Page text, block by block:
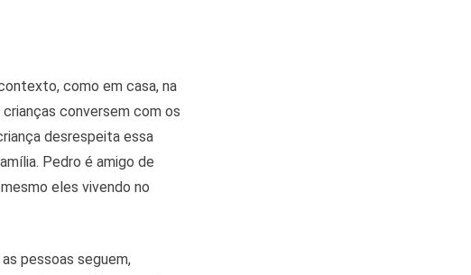
como em casa, na
conversem com os
desrespeita essa
Pedro é amigo de
eles vivendo no
pessoas seguem,